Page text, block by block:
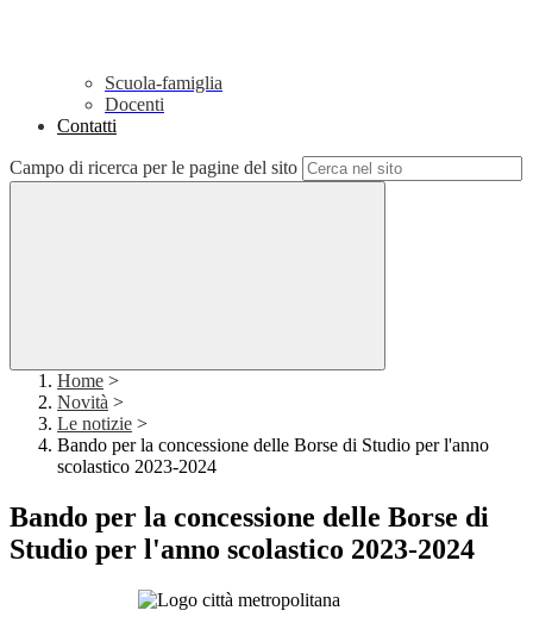
Scuola-famiglia
Docenti
Contatti
Campo di ricerca per le pagine del sito
Home >
Novità >
Le notizie >
Bando per la concessione delle Borse di Studio per l'anno
scolastico 2023-2024
Bando per la concessione delle Borse di
Studio per l'anno scolastico 2023-2024